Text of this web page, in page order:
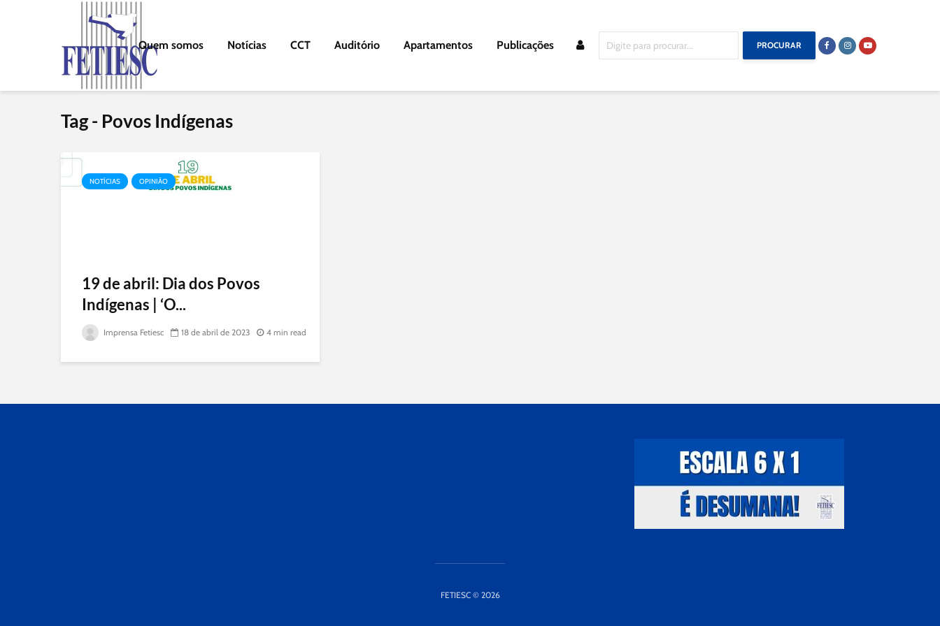
Quem somos Notícias CCT Auditório Apartamentos Publicações PROCURAR
Tag - Povos Indígenas
NOTÍCIAS OPINIÃO
19 de abril: Dia dos Povos
Indígenas | ‘O...
Imprensa Fetiesc 18 de abril de 2023 4 min read
FETIESC © 2026